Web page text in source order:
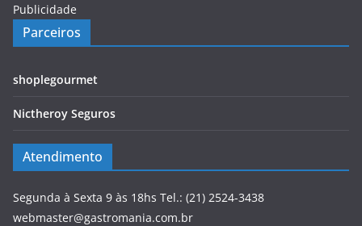
Publicidade
Parceiros
shoplegourmet
Nictheroy Seguros
Atendimento
Segunda à Sexta 9 às 18hs Tel.: (21) 2524-3438
webmaster@gastromania.com.br